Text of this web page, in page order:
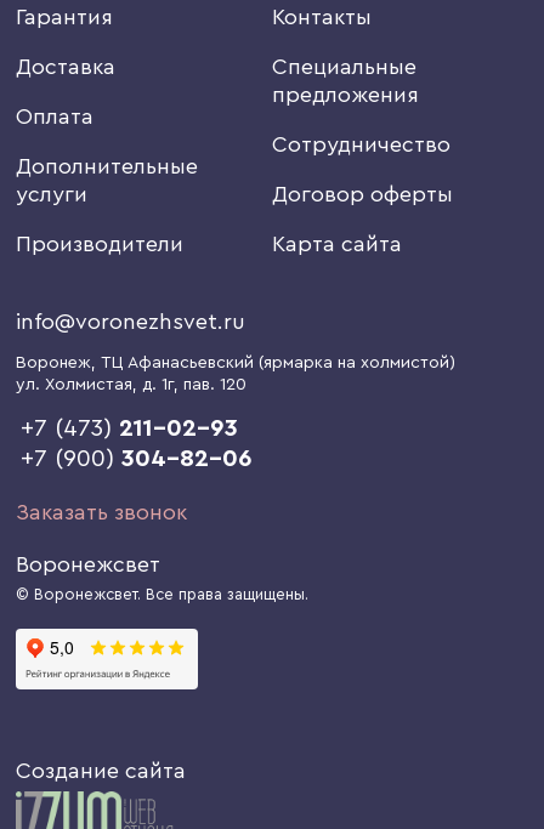
Гарантия
Доставка
Оплата
Дополнительные
услуги
Производители
Контакты
Специальные
предложения
Сотрудничество
Договор оферты
Карта сайта
info@voronezhsvet.ru
Воронеж, ТЦ Афанасьевский (ярмарка на холмистой)
ул. Холмистая, д. 1г, пав. 120
+7 (473) 211-02-93
+7 (900)304-82-06
Заказать звонок
Воронежсвет
© Воронежсвет. Все права защищены.
Создание сайта